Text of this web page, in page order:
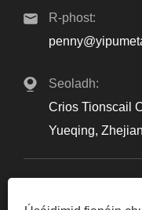
R-phost:
Seoladh:
Crios Tionscail
Yueqing,